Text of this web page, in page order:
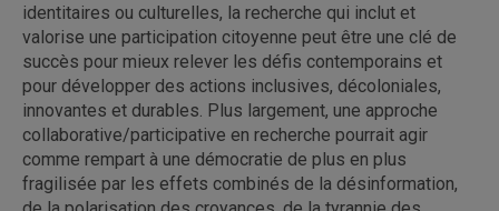
identitaires ou culturelles, la recherche qui inclut et
valorise une participation citoyenne peut être une clé de
succès pour mieux relever les défis contemporains et
pour développer des actions inclusives, décoloniales,
innovantes et durables. Plus largement, une approche
collaborative/participative en recherche pourrait agir
comme rempart à une démocratie de plus en plus
fragilisée par les effets combinés de la désinformation,